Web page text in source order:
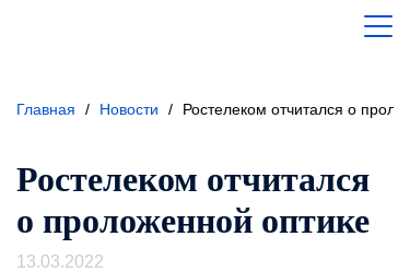
Главная / Новости / Ростелеком отчитался о
Ростелеком отчитался
о проложенной оптике
13.03.2022